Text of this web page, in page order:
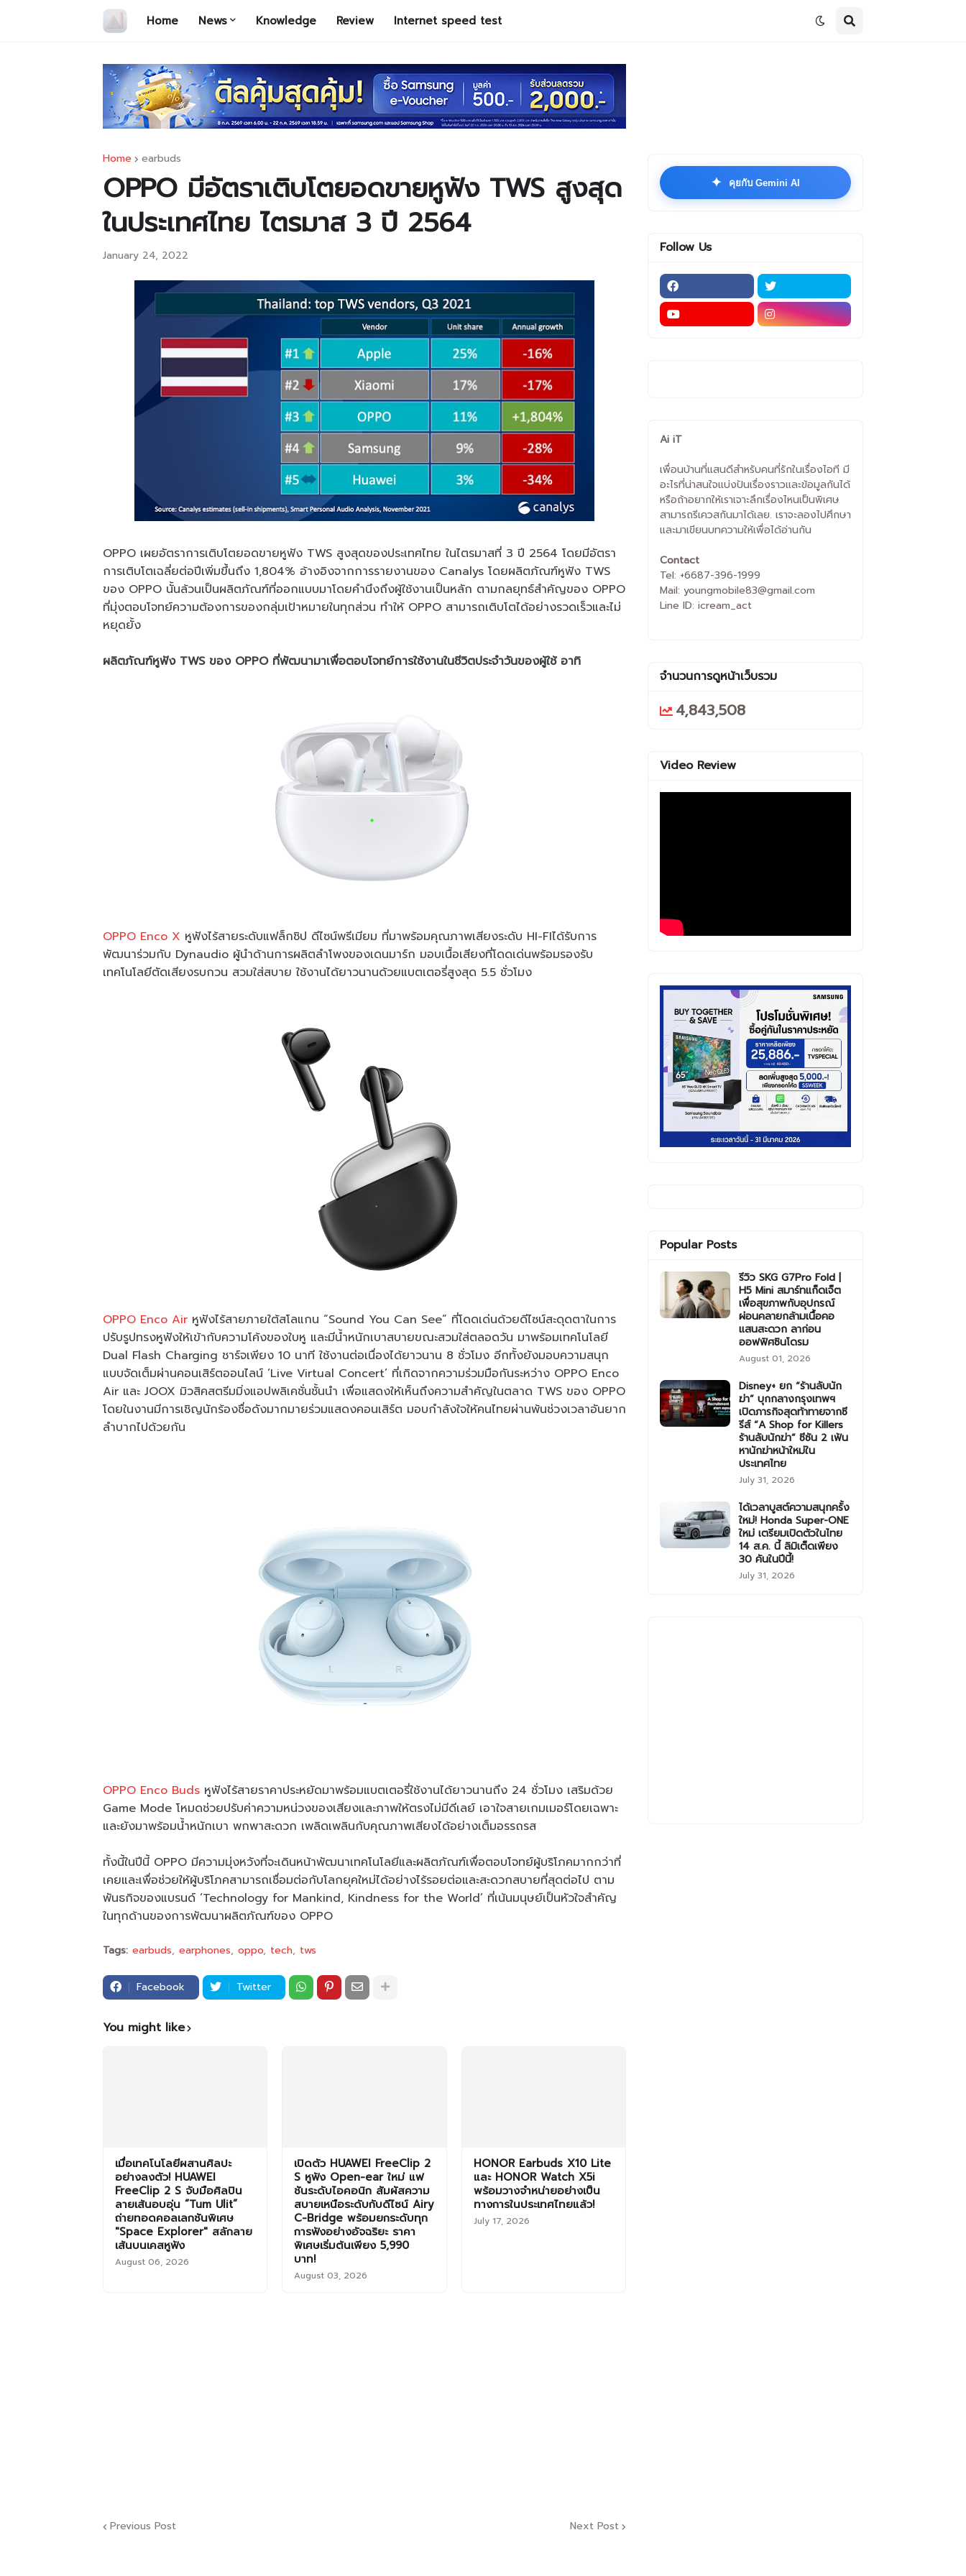
Home News Knowledge Review Internet speed test
Home earbuds
OPPO มีอัตราเติบโตยอดขายหูฟัง TWS สูงสุด
ในประเทศไทย ไตรมาส 3 ปี 2564
January 24, 2022
OPPO เผยอัตราการเติบโตยอดขายหูฟัง TWS สูงสุดของประเทศไทย ในไตรมาสที่ 3 ปี 2564 โดยมีอัตรา
การเติบโตเฉลี่ยต่อปีเพิ่มขึ้นถึง 1,804% อ้างอิงจากการรายงานของ Canalys โดยผลิตภัณฑ์หูฟัง TWS
ของ OPPO นั้นล้วนเป็นผลิตภัณฑ์ที่ออกแบบมาโดยคำนึงถึงผู้ใช้งานเป็นหลัก ตามกลยุทธ์สำคัญของ OPPO
ที่มุ่งตอบโจทย์ความต้องการของกลุ่มเป้าหมายในทุกส่วน ทำให้ OPPO สามารถเติบโตได้อย่างรวดเร็วและไม่
หยุดยั้ง
ผลิตภัณฑ์หูฟัง TWS ของ OPPO ที่พัฒนามาเพื่อตอบโจทย์การใช้งานในชีวิตประจำวันของผู้ใช้ อาทิ
OPPO Enco X หูฟังไร้สายระดับแฟล็กชิป ดีไซน์พรีเมียม ที่มาพร้อมคุณภาพเสียงระดับ HI-FIได้รับการ
พัฒนาร่วมกับ Dynaudio ผู้นำด้านการผลิตลำโพงของเดนมาร์ก มอบเนื้อเสียงที่โดดเด่นพร้อมรองรับ
เทคโนโลยีตัดเสียงรบกวน สวมใส่สบาย ใช้งานได้ยาวนานด้วยแบตเตอรี่สูงสุด 5.5 ชั่วโมง
OPPO Enco Air หูฟังไร้สายภายใต้สโลแกน “Sound You Can See” ที่โดดเด่นด้วยดีไซน์สะดุดตาในการ
ปรับรูปทรงหูฟังให้เข้ากับความโค้งของใบหู และมีน้ำหนักเบาสบายขณะสวมใส่ตลอดวัน มาพร้อมเทคโนโลยี
Dual Flash Charging ชาร์จเพียง 10 นาที ใช้งานต่อเนื่องได้ยาวนาน 8 ชั่วโมง อีกทั้งยังมอบความสนุก
แบบจัดเต็มผ่านคอนเสิร์ตออนไลน์ ‘Live Virtual Concert’ ที่เกิดจากความร่วมมือกันระหว่าง OPPO Enco
Air และ JOOX มิวสิคสตรีมมิ่งแอปพลิเคชั่นชั้นนำ เพื่อแสดงให้เห็นถึงความสำคัญในตลาด TWS ของ OPPO
โดยในงานมีการเชิญนักร้องชื่อดังมากมายร่วมแสดงคอนเสิร์ต มอบกำลังใจให้คนไทยผ่านพ้นช่วงเวลาอันยาก
ลำบากไปด้วยกัน
OPPO Enco Buds หูฟังไร้สายราคาประหยัดมาพร้อมแบตเตอรี่ใช้งานได้ยาวนานถึง 24 ชั่วโมง เสริมด้วย
Game Mode โหมดช่วยปรับค่าความหน่วงของเสียงและภาพให้ตรงไม่มีดีเลย์ เอาใจสายเกมเมอร์โดยเฉพาะ
และยังมาพร้อมน้ำหนักเบา พกพาสะดวก เพลิดเพลินกับคุณภาพเสียงได้อย่างเต็มอรรถรส
ทั้งนี้ในปีนี้ OPPO มีความมุ่งหวังที่จะเดินหน้าพัฒนาเทคโนโลยีและผลิตภัณฑ์เพื่อตอบโจทย์ผู้บริโภคมากกว่าที่
เคยและเพื่อช่วยให้ผู้บริโภคสามารถเชื่อมต่อกับโลกยุคใหม่ได้อย่างไร้รอยต่อและสะดวกสบายที่สุดต่อไป ตาม
พันธกิจของแบรนด์ ‘Technology for Mankind, Kindness for the World’ ที่เน้นมนุษย์เป็นหัวใจสำคัญ
ในทุกด้านของการพัฒนาผลิตภัณฑ์ของ OPPO
Tags: earbuds earphones oppo tech tws
Facebook Twitter
You might like
เมื่อเทคโนโลยีผสานศิลปะ
อย่างลงตัว! HUAWEI
FreeClip 2 S จับมือศิลปิน
ลายเส้นอบอุ่น “Tum Ulit”
ถ่ายทอดคอลเลกชันพิเศษ
"Space Explorer" สลักลาย
เส้นบนเคสหูฟัง
August 06, 2026
เปิดตัว HUAWEI FreeClip 2
S หูฟัง Open-ear ใหม่ แฟ
ชันระดับไอคอนิก สัมผัสความ
สบายเหนือระดับกับดีไซน์ Airy
C-Bridge พร้อมยกระดับทุก
การฟังอย่างอัจฉริยะ ราคา
พิเศษเริ่มต้นเพียง 5,990
บาท!
August 03, 2026
HONOR Earbuds X10 Lite
และ HONOR Watch X5i
พร้อมวางจำหน่ายอย่างเป็น
ทางการในประเทศไทยแล้ว!
July 17, 2026
Previous Post Next Post
✦ คุยกับ Gemini AI
Follow Us
Ai iT
เพื่อนบ้านที่แสนดีสำหรับคนที่รักในเรื่องไอที มี
อะไรที่น่าสนใจแบ่งปันเรื่องราวและข้อมูลกันได้
หรือถ้าอยากให้เราเจาะลึกเรื่องไหนเป็นพิเศษ
สามารถรีเควสกันมาได้เลย. เราจะลองไปศึกษา
และมาเขียนบทความให้เพื่อได้อ่านกัน
Contact
Tel: +6687-396-1999
Mail: youngmobile83@gmail.com
Line ID: icream_act
จำนวนการดูหน้าเว็บรวม
4,843,508
Video Review
Popular Posts
รีวิว SKG G7Pro Fold |
H5 Mini สมาร์ทแก็ดเจ็ต
เพื่อสุขภาพกับอุปกรณ์
ผ่อนคลายกล้ามเนื้อคอ
แสนสะดวก ลาก่อน
ออฟฟิศซินโดรม
August 01, 2026
Disney+ ยก “ร้านลับนัก
ฆ่า” บุกกลางกรุงเทพฯ
เปิดภารกิจสุดท้าทายจากซี
รีส์ “A Shop for Killers
ร้านลับนักฆ่า” ซีซัน 2 เฟ้น
หานักฆ่าหน้าใหม่ใน
ประเทศไทย
July 31, 2026
ได้เวลาบูสต์ความสนุกครั้ง
ใหม่! Honda Super-ONE
ใหม่ เตรียมเปิดตัวในไทย
14 ส.ค. นี้ ลิมิเต็ดเพียง
30 คันในปีนี้!
July 31, 2026